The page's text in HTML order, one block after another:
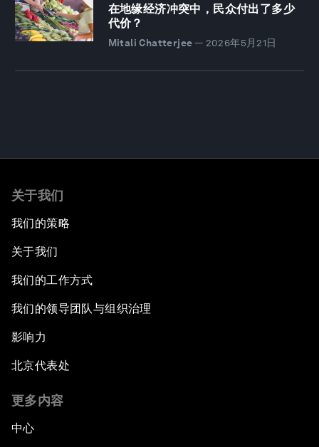
在地缘经济冲突中，民众付出了多少
代价？
Mitali Chatterjee — 2026年5月21日
关于我们
我们的策略
关于我们
我们的工作方式
我们的领导团队与组织治理
影响力
北京代表处
更多内容
中心